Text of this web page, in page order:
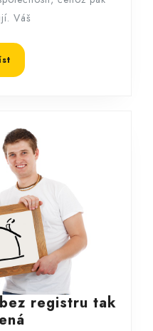
Váš
Přečíst
registru tak